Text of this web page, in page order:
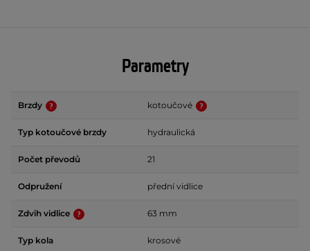
Parametry
Brzdy kotoučové
Typ kotoučové brzdy hydraulická
Počet převodů 21
Odpružení přední vidlice
Zdvih vidlice 63 mm
Typ kola krosové